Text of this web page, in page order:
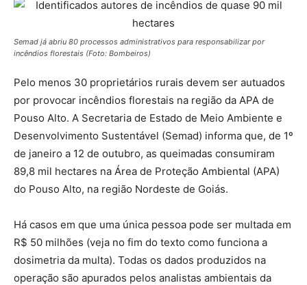
Semad já abriu 80 processos administrativos para responsabilizar por
incêndios florestais (Foto: Bombeiros)
Pelo menos 30 proprietários rurais devem ser autuados
por provocar incêndios florestais na região da APA de
Pouso Alto. A Secretaria de Estado de Meio Ambiente e
Desenvolvimento Sustentável (Semad) informa que, de 1º
de janeiro a 12 de outubro, as queimadas consumiram
89,8 mil hectares na Área de Proteção Ambiental (APA)
do Pouso Alto, na região Nordeste de Goiás.
Há casos em que uma única pessoa pode ser multada em
R$ 50 milhões (veja no fim do texto como funciona a
dosimetria da multa). Todas os dados produzidos na
operação são apurados pelos analistas ambientais da